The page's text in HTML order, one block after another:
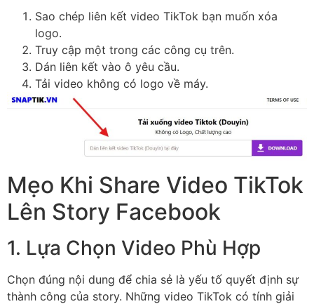
Sao chép liên kết video TikTok bạn muốn xóa
logo.
Truy cập một trong các công cụ trên.
Dán liên kết vào ô yêu cầu.
Tải video không có logo về máy.
Mẹo Khi Share Video TikTok
Lên Story Facebook
1. Lựa Chọn Video Phù Hợp
Chọn đúng nội dung để chia sẻ là yếu tố quyết định sự
thành công của story. Những video TikTok có tính giải